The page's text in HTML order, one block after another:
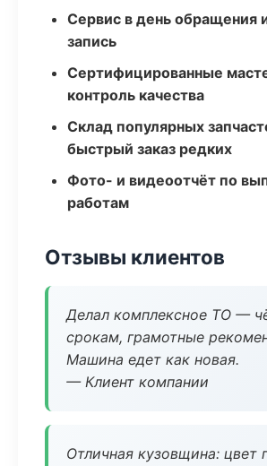
Сервис в день обращения
запись
Сертифицированные
контроль качества
Склад популярных
быстрый заказ редких
Фото- и видеоотчёт по
работам
Отзывы клиентов
Делал комплексное ТО —
срокам, грамотные
Машина едет как новая.
— Клиент компании
Отличная кузовщина: цвет